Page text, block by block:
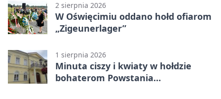
2 sierpnia 2026
W Oświęcimiu oddano hołd ofiarom
„Zigeunerlager”
1 sierpnia 2026
Minuta ciszy i kwiaty w hołdzie
bohaterom Powstania